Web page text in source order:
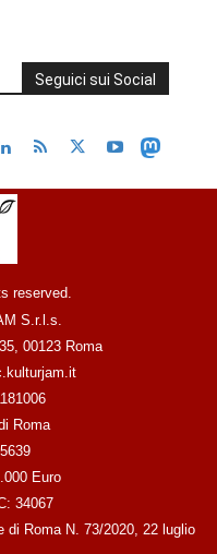
Seguici sui Social
reserved.
S.r.l.s.
00123 Roma
Roma
Euro
34067
di Roma N. 73/2020, 22 luglio